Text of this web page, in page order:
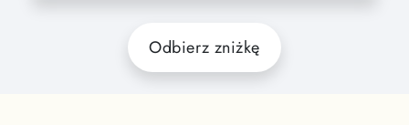
Odbierz zniżkę